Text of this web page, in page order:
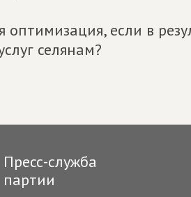
оптимизация, если в
селянам?
Пресс-служба
партии